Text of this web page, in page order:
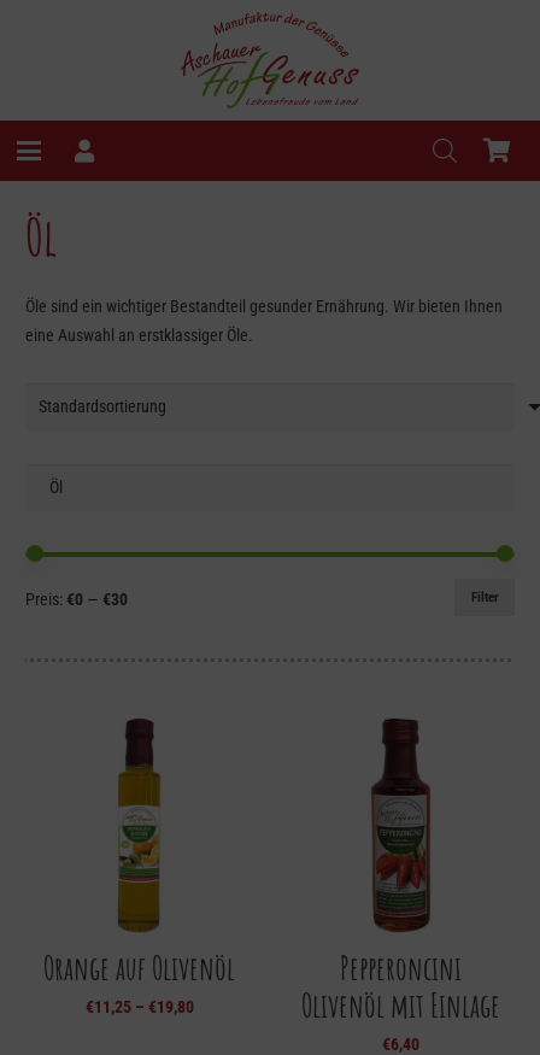
Öl
Öle sind ein wichtiger Bestandteil gesunder Ernährung. Wir bieten Ihnen
eine Auswahl an erstklassiger Öle.
Min.
Max.
Filter
Preis: €0 — €30
Orange auf Olivenöl
€11,25– €19,80
Pepperoncini
Olivenöl mit Einlage
€6,40